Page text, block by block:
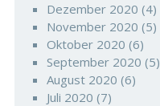
Dezember 2020 (4)
November 2020 (5)
Oktober 2020 (6)
September 2020 (5)
August 2020 (6)
Juli 2020 (7)